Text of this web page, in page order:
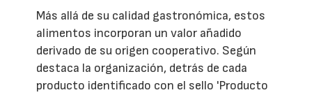
Más allá de su calidad gastronómica, estos
alimentos incorporan un valor añadido
derivado de su origen cooperativo. Según
destaca la organización, detrás de cada
producto identificado con el sello 'Producto